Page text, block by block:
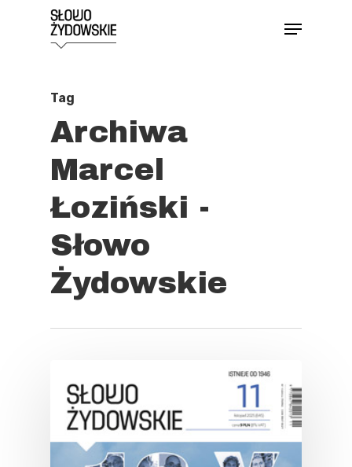
Menu
Tag
Archiwa
Marcel
Łoziński -
Słowo
Żydowskie